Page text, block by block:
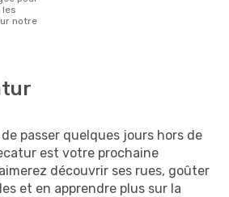
les
notre
passer quelques jours hors de
est votre prochaine
découvrir ses rues, goûter
et en apprendre plus sur la